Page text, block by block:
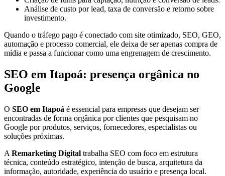
Análise de custo por lead, taxa de conversão e retorno sobre
investimento.
Quando o tráfego pago é conectado com site otimizado, SEO, GEO,
automação e processo comercial, ele deixa de ser apenas compra de
mídia e passa a funcionar como uma engrenagem de crescimento.
SEO em Itapoá: presença orgânica no
Google
O SEO em Itapoá é essencial para empresas que desejam ser
encontradas de forma orgânica por clientes que pesquisam no
Google por produtos, serviços, fornecedores, especialistas ou
soluções próximas.
A Remarketing Digital trabalha SEO com foco em estrutura
técnica, conteúdo estratégico, intenção de busca, arquitetura da
informação, autoridade, experiência do usuário e presença local.